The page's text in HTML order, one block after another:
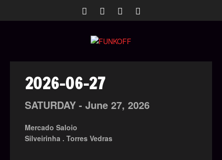
2026-06-27
SATURDAY - June 27, 2026
Mercado Saloio
Silveirinha . Torres Vedras